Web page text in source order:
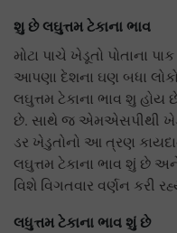
શુ છે લઘુત્તમ ટેકાના ભાવ
મોટા પાચે ખેડૂતો પોતાના
આપણા દેશના ઘણ બધા
લઘુત્તમ ટેકાના ભાવ શુ હોય
છે. સાથે જ એમએસપીથી
ડર ખેડુતોનો આ ત્રણ
લઘુત્તમ ટેકાના ભાવ શું છે
વિશે વિગતવાર વર્ણન કરી
લધુત્તમ ટેકાના ભાવ શું છે